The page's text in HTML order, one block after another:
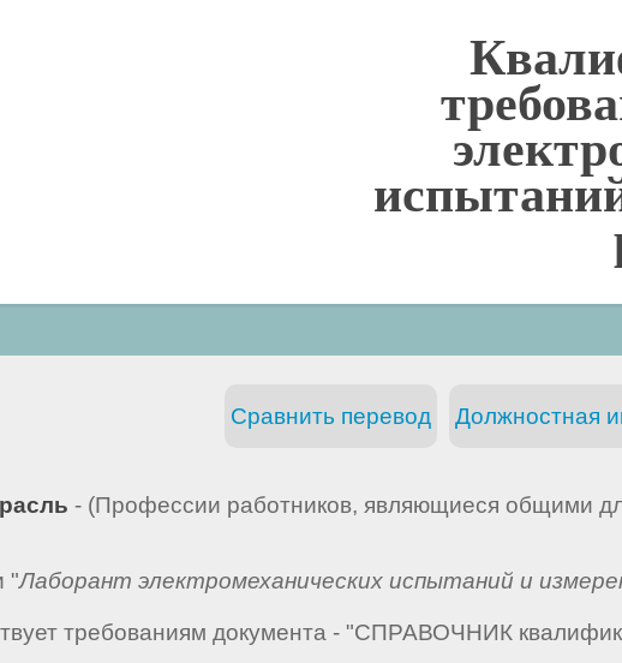
Должностная
Сравнить перевод
- (Профессии работников, являющиеся общими
"Лаборант электромеханических испытаний и
требованиям документа - "СПРАВОЧНИК